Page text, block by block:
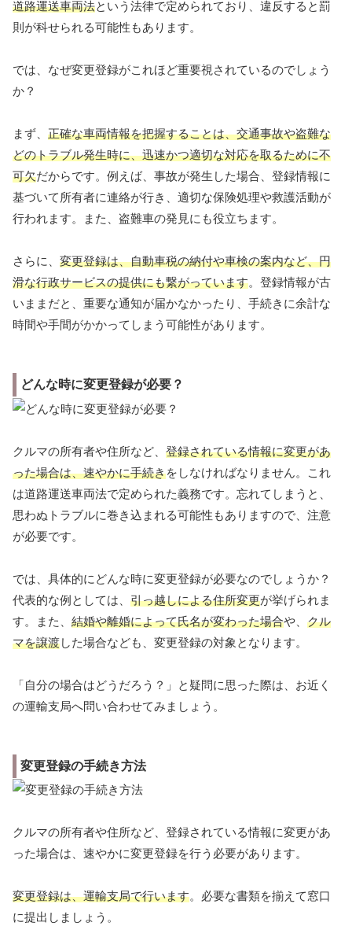
道路運送車両法という法律で定められており、違反すると罰
則が科せられる可能性もあります。
では、なぜ変更登録がこれほど重要視されているのでしょう
か？
まず、 正確な車両情報を把握することは、交通事故や盗難な
どのトラブル発生時に、迅速かつ適切な対応を取るために不
可欠だからです。例えば、事故が発生した場合、登録情報に
基づいて所有者に連絡が行き、適切な保険処理や救護活動が
行われます。また、盗難車の発見にも役立ちます。
さらに、 変更登録は、自動車税の納付や車検の案内など、円
滑な行政サービスの提供にも繋がっています。登録情報が古
いままだと、重要な通知が届かなかったり、手続きに余計な
時間や手間がかかってしまう可能性があります。
どんな時に変更登録が必要？
クルマの所有者や住所など、 登録されている情報に変更があ
った場合は、速やかに手続きをしなければなりません。これ
は道路運送車両法で定められた義務です。忘れてしまうと、
思わぬトラブルに巻き込まれる可能性もありますので、注意
が必要です。
では、具体的にどんな時に変更登録が必要なのでしょうか？
代表的な例としては、 引っ越しによる住所変更が挙げられま
す。また、 結婚や離婚によって氏名が変わった場合や、 クル
マを譲渡した場合なども、変更登録の対象となります。
「自分の場合はどうだろう？」と疑問に思った際は、お近く
の運輸支局へ問い合わせてみましょう。
変更登録の手続き方法
クルマの所有者や住所など、登録されている情報に変更があ
った場合は、速やかに変更登録を行う必要があります。
変更登録は、運輸支局で行います。必要な書類を揃えて窓口
に提出しましょう。